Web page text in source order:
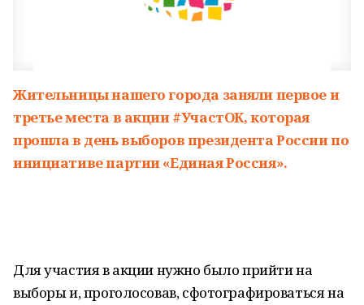
Жительницы нашего города заняли первое и
третье места в акции #УчастОК, которая
прошла в день выборов президента Россиипо
инициативе партии «Единая Россия».
Для участия в акции нужно было прийти на
выборы и, проголосовав, сфотографироваться на